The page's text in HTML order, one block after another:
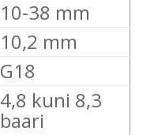
10-38 mm
10,2 mm
G18
4,8 kuni 8,3
baari